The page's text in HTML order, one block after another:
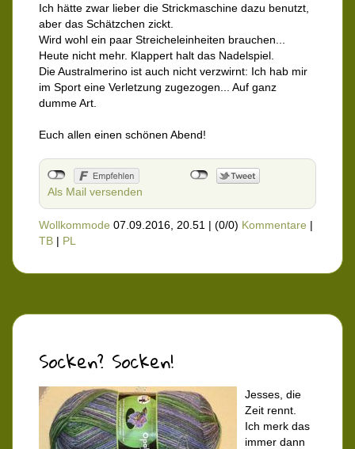
Ich hätte zwar lieber die Strickmaschine dazu benutzt,
aber das Schätzchen zickt.
Wird wohl ein paar Streicheleinheiten brauchen...
Heute nicht mehr. Klappert halt das Nadelspiel.
Die Australmerino ist auch nicht verzwirnt: Ich hab mir
im Sport eine Verletzung zugezogen... Auf ganz
dumme Art.
Euch allen einen schönen Abend!
Als Mail versenden
Wollkommode 07.09.2016, 20.51 | (0/0) Kommentare |
TB | PL
Socken? Socken!
Jesses, die
Zeit rennt.
Ich merk das
immer dann